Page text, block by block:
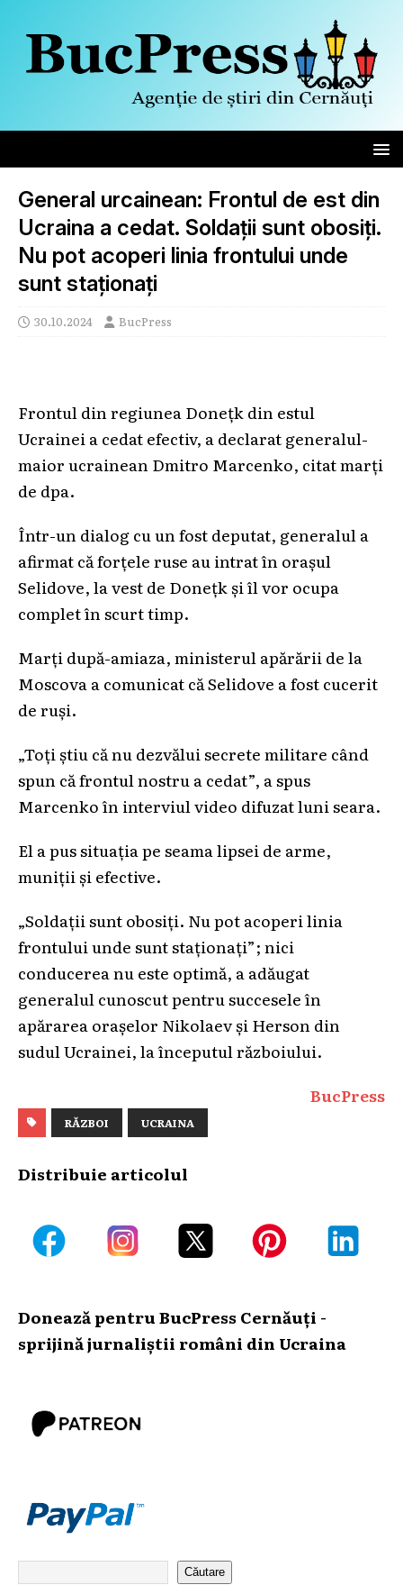
General urcainean: Frontul de est din
Ucraina a cedat. Soldaţii sunt obosiţi.
Nu pot acoperi linia frontului unde
sunt staţionaţi
30.10.2024 BucPress
Frontul din regiunea Doneţk din estul
Ucrainei a cedat efectiv, a declarat generalul-
maior ucrainean Dmitro Marcenko, citat marţi
de dpa.
Într-un dialog cu un fost deputat, generalul a
afirmat că forţele ruse au intrat în oraşul
Selidove, la vest de Doneţk şi îl vor ocupa
complet în scurt timp.
Marţi după-amiaza, ministerul apărării de la
Moscova a comunicat că Selidove a fost cucerit
de ruşi.
„Toţi ştiu că nu dezvălui secrete militare când
spun că frontul nostru a cedat”, a spus
Marcenko în interviul video difuzat luni seara.
El a pus situaţia pe seama lipsei de arme,
muniţii şi efective.
„Soldaţii sunt obosiţi. Nu pot acoperi linia
frontului unde sunt staţionaţi”; nici
conducerea nu este optimă, a adăugat
generalul cunoscut pentru succesele în
apărarea oraşelor Nikolaev şi Herson din
sudul Ucrainei, la începutul războiului.
BucPress
RĂZBOI UCRAINA
Distribuie articolul
Donează pentru BucPress Cernăuți -
sprijină jurnaliștii români din Ucraina
Căutare